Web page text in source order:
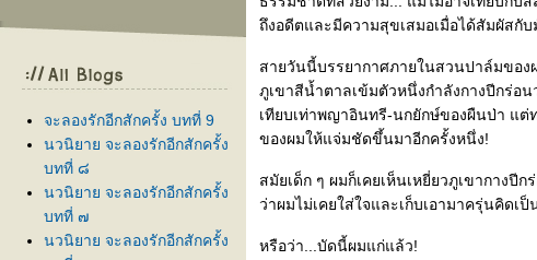
จะลองรักอีกสักครั้ง บทที่ 9
นวนิยาย จะลองรักอีกสักครั้ง
บทที่ ๘
นวนิยาย จะลองรักอีกสักครั้ง
บทที่ ๗
นวนิยาย จะลองรักอีกสักครั้ง
ถึงอดีตและมีความสุขเสมอเมื่อได้สัมผัสกั
สายวันนี้บรรยากาศภายในสวนปาล์มของ
ภูเขาสีน้ำตาลเข้มตัวหนึ่งกำลังกางปีกร่อ
เทียบเท่าพญาอินทรี-นกยักษ์ของผืนป่า แ
ของผมให้แจ่มชัดขึ้นมาอีกครั้งหนึ่ง!
สมัยเด็ก ๆ ผมก็เคยเห็นเหยี่ยวภูเขากางปี
ว่าผมไม่เคยใส่ใจและเก็บเอามาครุ่นคิด
หรือว่า...บัดนี้ผมแก่แล้ว!